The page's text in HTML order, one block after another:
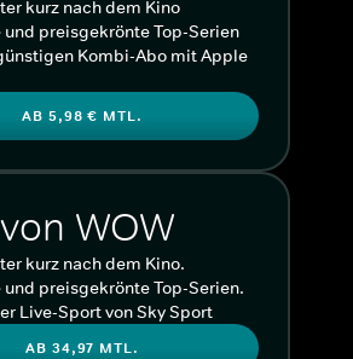
kurz nach dem Kino
und preisgekrönte Top-Serien
Kombi-Abo mit Apple
AB 5,98 € MTL.
WOW
kurz nach dem Kino.
und preisgekrönte Top-Serien.
Live-Sport von Sky Sport
AB 34,97 MTL.